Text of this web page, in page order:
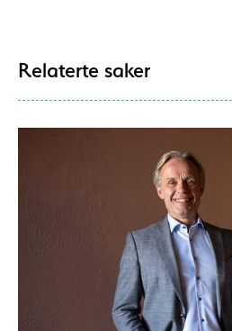
Relaterte saker